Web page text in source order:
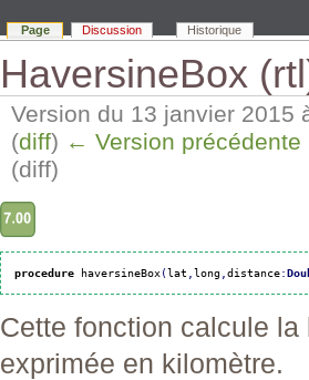
HaversineBox
Version du 13 janvier 2015
(diff) ← Version précédente
(diff)
procedure haversineBox(lat ,long,distance:
Cette fonction calcule
exprimée en kilomètre.
Page Discussion Historique